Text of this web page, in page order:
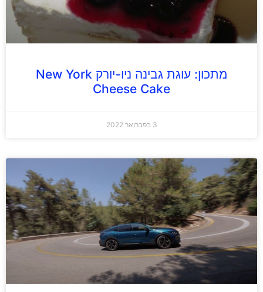
מתכון: עוגת גבינה ניו-יורק New York
Cheese Cake
3 בפברואר 2022